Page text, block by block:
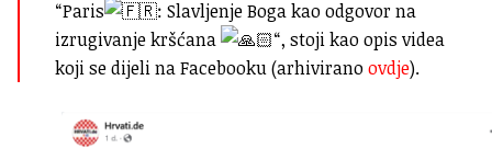
“Paris
: Slavljenje Boga kao odgovor na
izrugivanje kršćana
“, stoji kao opis videa
koji se dijeli na Facebooku (arhiviranoovdje).